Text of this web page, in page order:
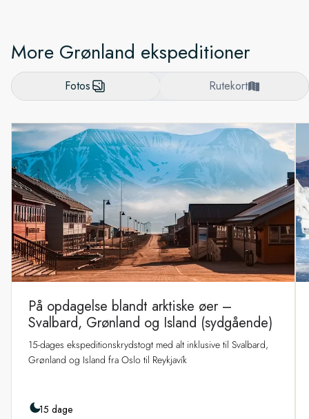
More Grønland ekspeditioner
Fotos Rutekort
På opdagelse blandt arktiske øer –
Svalbard, Grønland og Island (sydgående)
15-dages ekspeditionskrydstogt med alt inklusive til Svalbard,
Grønland og Island fra Oslo til Reykjavík
15 dage